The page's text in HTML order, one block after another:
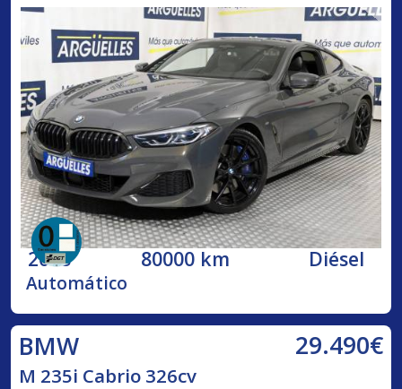
2018 80000 km Diésel
Automático
BMW 29.490€
M 235i Cabrio 326cv